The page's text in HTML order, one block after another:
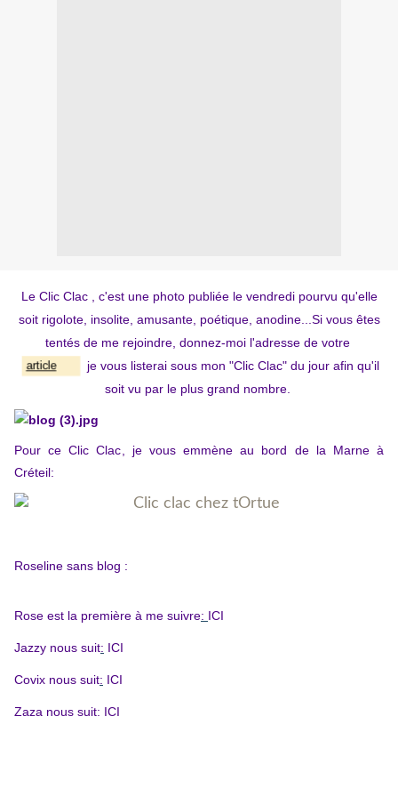
Le Clic Clac , c'est une photo publiée le vendredi pourvu qu'elle
soit rigolote, insolite, amusante, poétique, anodine...Si vous êtes
tentés de me rejoindre, donnez-moi l'adresse de votre
article
je vous listerai sous mon "Clic Clac" du jour afin qu'il
soit vu par le plus grand nombre.
Pour ce Clic Clac, je vous emmène au bord de la Marne à
Créteil:
Roseline sans blog :
Rose est la première à me suivre: ICI
Jazzy nous suit: ICI
Covix nous suit: ICI
Zaza nous suit: ICI